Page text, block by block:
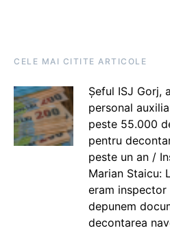
CELE MAI CITITE ARTICOLE
Șeful ISJ Gorj,
personal
peste 55.000
pentru
peste un an /
Marian Staicu:
eram inspector
depunem
decontarea